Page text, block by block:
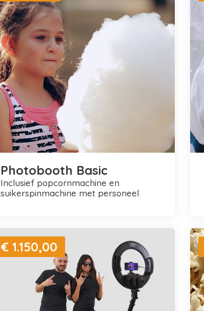
Photobooth Basic
inclusief popcornmachine en
suikerspinmachine met personeel
€ 1.150,00